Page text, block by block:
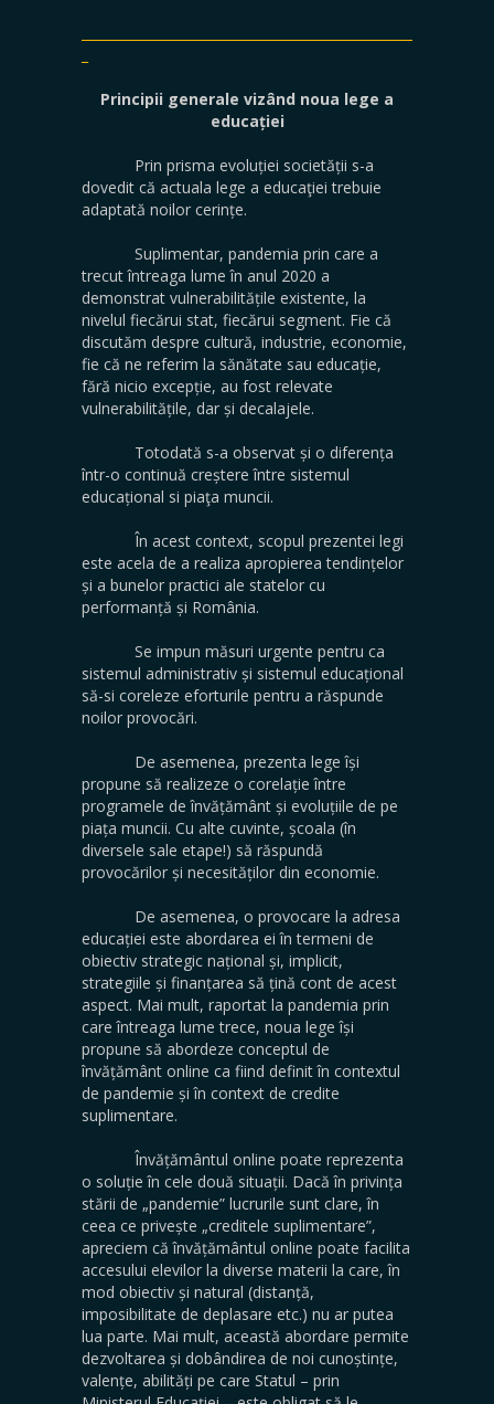
Principii generale vizând noua lege a
educației
Prin prisma evoluției societății s-a
dovedit că actuala lege a educaţiei trebuie
adaptată noilor cerințe.
Suplimentar, pandemia prin care a
trecut întreaga lume în anul 2020 a
demonstrat vulnerabilitățile existente, la
nivelul fiecărui stat, fiecărui segment. Fie că
discutăm despre cultură, industrie, economie,
fie că ne referim la sănătate sau educație,
fără nicio excepție, au fost relevate
vulnerabilitățile, dar și decalajele.
Totodată s-a observat și o diferența
într-o continuă creștere între sistemul
educațional si piaţa muncii.
În acest context, scopul prezentei legi
este acela de a realiza apropierea tendințelor
și a bunelor practici ale statelor cu
performanță și România.
Se impun măsuri urgente pentru ca
sistemul administrativ și sistemul educațional
să-si coreleze eforturile pentru a răspunde
noilor provocări.
De asemenea, prezenta lege își
propune să realizeze o corelație între
programele de învățământ și evoluțiile de pe
piața muncii. Cu alte cuvinte, școala (în
diversele sale etape!) să răspundă
provocărilor și necesităților din economie.
De asemenea, o provocare la adresa
educației este abordarea ei în termeni de
obiectiv strategic național și, implicit,
strategiile și finanțarea să țină cont de acest
aspect. Mai mult, raportat la pandemia prin
care întreaga lume trece, noua lege își
propune să abordeze conceptul de
învățământ online ca fiind definit în contextul
de pandemie și în context de credite
suplimentare.
Învățământul online poate reprezenta
o soluție în cele două situații. Dacă în privința
stării de „pandemie” lucrurile sunt clare, în
ceea ce privește „creditele suplimentare”,
apreciem că învățământul online poate facilita
accesului elevilor la diverse materii la care, în
mod obiectiv și natural (distanță,
imposibilitate de deplasare etc.) nu ar putea
lua parte. Mai mult, această abordare permite
dezvoltarea și dobândirea de noi cunoștințe,
valențe, abilități pe care Statul – prin